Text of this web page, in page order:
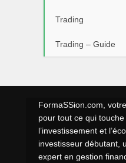
Trading
Trading – Guide
FormaSSion.com,
pour tout ce qui touche
l’investissement et
investisseur débutant,
expert en gestion